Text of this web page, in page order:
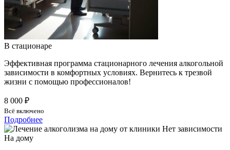
В стационаре
Эффективная программа стационарного лечения алкогольной
зависимости в комфортных условиях. Вернитесь к трезвой
жизни с помощью профессионалов!
8 000 ₽
Всё включено
Подробнее
На дому